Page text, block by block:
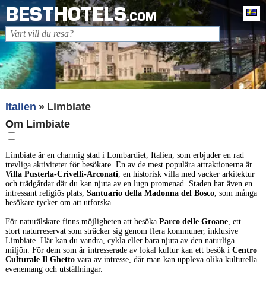
BESTHOTELS.COM
Italien
Limbiate
Om Limbiate
Limbiate är en charmig stad i Lombardiet, Italien, som erbjuder en rad
trevliga aktiviteter för besökare. En av de mest populära attraktionerna är
Villa Pusterla-Crivelli-Arconati, en historisk villa med vacker arkitektur
och trädgårdar där du kan njuta av en lugn promenad. Staden har även en
intressant religiös plats, Santuario della Madonna del Bosco, som många
besökare tycker om att utforska.
För naturälskare finns möjligheten att besöka Parco delle Groane, ett
stort naturreservat som sträcker sig genom flera kommuner, inklusive
Limbiate. Här kan du vandra, cykla eller bara njuta av den naturliga
miljön. För dem som är intresserade av lokal kultur kan ett besök i Centro
Culturale Il Ghettovara av intresse, där man kan uppleva olika kulturella
evenemang och utställningar.